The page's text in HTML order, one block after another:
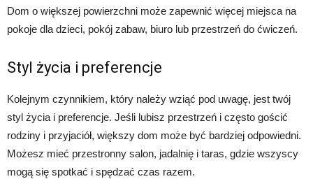
Dom o większej powierzchni może zapewnić więcej miejsca na
pokoje dla dzieci, pokój zabaw, biuro lub przestrzeń do ćwiczeń.
Styl życia i preferencje
Kolejnym czynnikiem, który należy wziąć pod uwagę, jest twój
styl życia i preferencje. Jeśli lubisz przestrzeń i często gościć
rodziny i przyjaciół, większy dom może być bardziej odpowiedni.
Możesz mieć przestronny salon, jadalnię i taras, gdzie wszyscy
mogą się spotkać i spędzać czas razem.